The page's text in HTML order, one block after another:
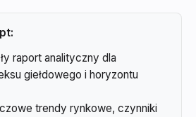
raport analityczny dla
giełdowego i horyzontu
trendy rynkowe, czynniki